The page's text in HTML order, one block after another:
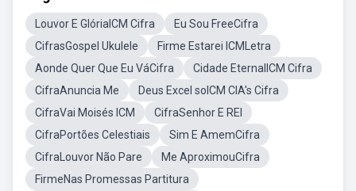
Louvor E GlóriaICM Cifra
Eu Sou FreeCifra
CifrasGospel Ukulele
Firme Estarei ICMLetra
Aonde Quer Que Eu VáCifra
Cidade EternalICM Cifra
CifraAnuncia Me
Deus Excel soICM CIA's Cifra
CifraVai Moisés ICM
CifraSenhor E REI
CifraPortões Celestiais
Sim E AmemCifra
CifraLouvor Não Pare
Me AproximouCifra
FirmeNas Promessas Partitura